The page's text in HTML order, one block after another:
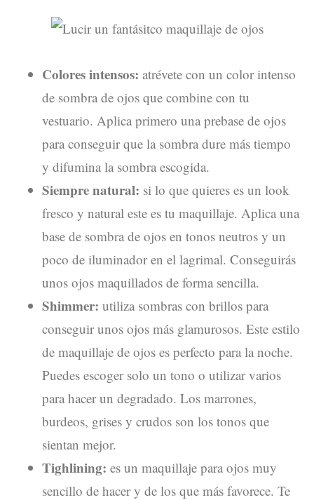
Colores intensos: atrévete con un color intenso
de sombra de ojos que combine con tu
vestuario. Aplica primero una prebase de ojos
para conseguir que la sombra dure más tiempo
y difumina la sombra escogida.
Siempre natural: si lo que quieres es un look
fresco y natural este es tu maquillaje. Aplica una
base de sombra de ojos en tonos neutros y un
poco de iluminador en el lagrimal. Conseguirás
unos ojos maquillados de forma sencilla.
Shimmer: utiliza sombras con brillos para
conseguir unos ojos más glamurosos. Este estilo
de maquillaje de ojos es perfecto para la noche.
Puedes escoger solo un tono o utilizar varios
para hacer un degradado. Los marrones,
burdeos, grises y crudos son los tonos que
sientan mejor.
Tighlining: es un maquillaje para ojos muy
sencillo de hacer y de los que más favorece. Te